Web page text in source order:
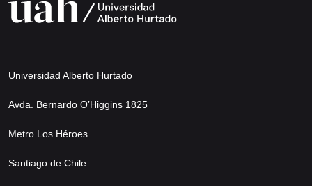
Universidad Alberto Hurtado
Avda. Bernardo O’Higgins 1825
Metro Los Héroes
Santiago de Chile